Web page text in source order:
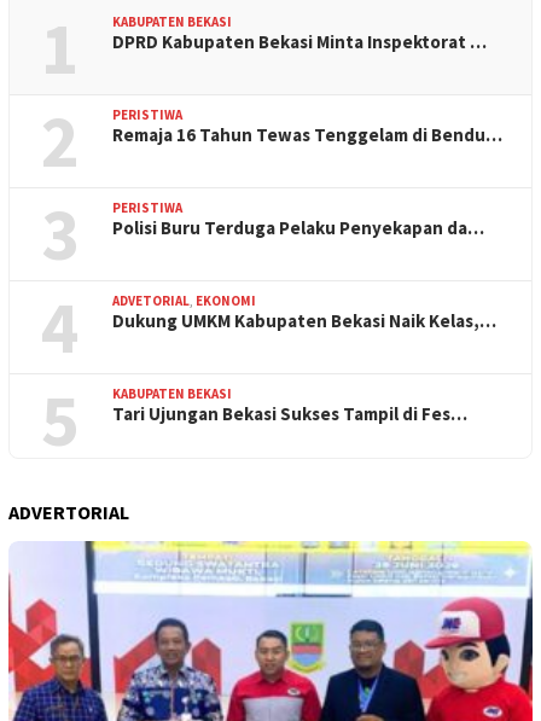
1 KABUPATEN BEKASI
DPRD Kabupaten Bekasi Minta Inspektorat …
2 PERISTIWA
Remaja 16 Tahun Tewas Tenggelam di Bendu…
3 PERISTIWA
Polisi Buru Terduga Pelaku Penyekapan da…
4 ADVETORIAL EKONOMI
Dukung UMKM Kabupaten Bekasi Naik Kelas,…
5 KABUPATEN BEKASI
Tari Ujungan Bekasi Sukses Tampil di Fes…
ADVERTORIAL